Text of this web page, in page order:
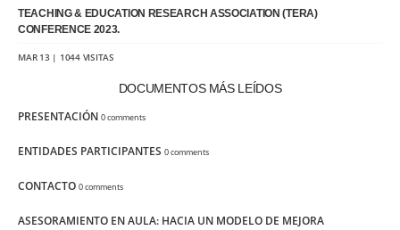
TEACHING & EDUCATION RESEARCH ASSOCIATION (TERA)
CONFERENCE 2023.
MAR 13 | 1044 VISITAS
DOCUMENTOS MÁS LEÍDOS
PRESENTACIÓN 0 comments
ENTIDADES PARTICIPANTES 0 comments
CONTACTO 0 comments
ASESORAMIENTO EN AULA: HACIA UN MODELO DE MEJORA